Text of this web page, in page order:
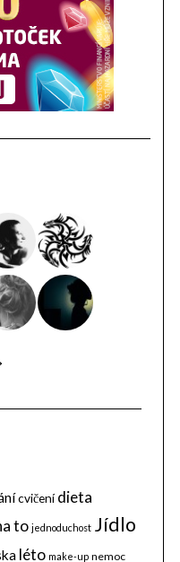
cvičení dieta
to jednoduchost Jídlo
léto make-up nemoc